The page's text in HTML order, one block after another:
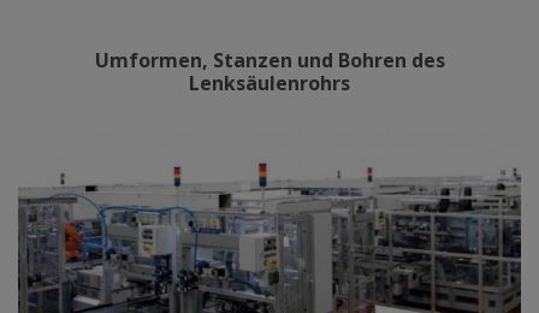
Umformen, Stanzen und Bohren des
Lenksäulenrohrs